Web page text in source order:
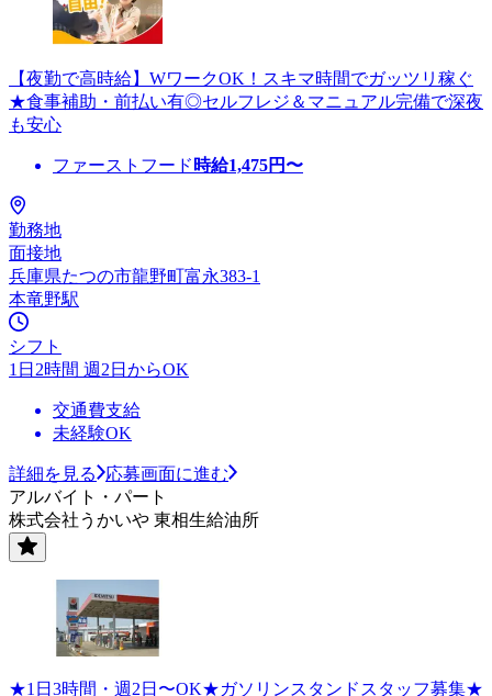
【夜勤で高時給】WワークOK！スキマ時間でガッツリ稼ぐ
★食事補助・前払い有◎セルフレジ＆マニュアル完備で深夜
も安心
ファーストフード 時給1,475円〜
勤務地
面接地
兵庫県たつの市龍野町富永383-1
本竜野駅
シフト
1日2時間 週2日からOK
交通費支給
未経験OK
詳細を見る
応募画面に進む
アルバイト・パート
株式会社うかいや 東相生給油所
★1日3時間・週2日〜OK★ガソリンスタンドスタッフ募集★